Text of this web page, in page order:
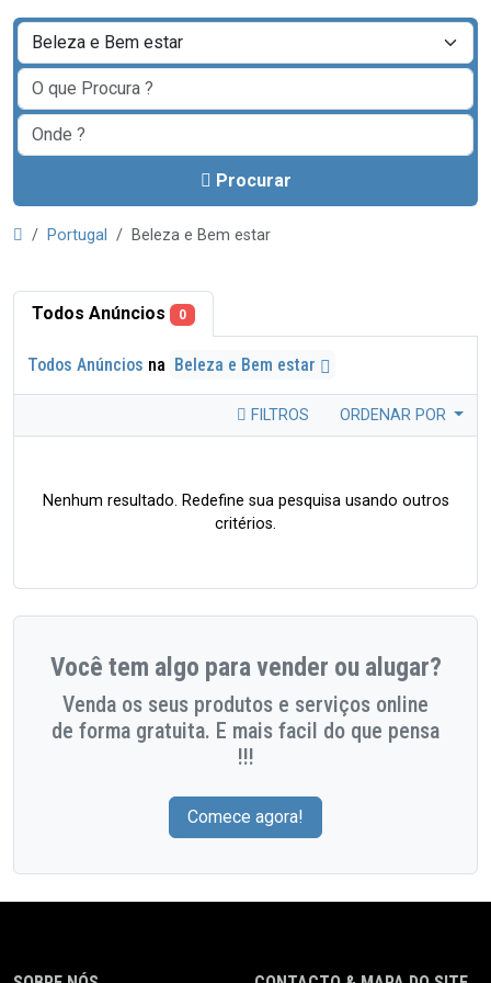
Procurar
Portugal Beleza e Bem estar
Todos Anúncios 0
Todos Anúncios na Beleza e Bem estar
FILTROS ORDENAR POR
Nenhum resultado. Redefine sua pesquisa usando outros
critérios.
Você tem algo para vender ou alugar?
Venda os seus produtos e serviços online
de forma gratuita. E mais facil do que pensa
!!!
Comece agora!